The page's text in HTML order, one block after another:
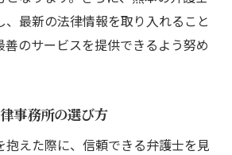
、最新の法律情報を取り入れること
善のサービスを提供できるよう努め
事務所の選び方
抱えた際に、信頼できる弁護士を見